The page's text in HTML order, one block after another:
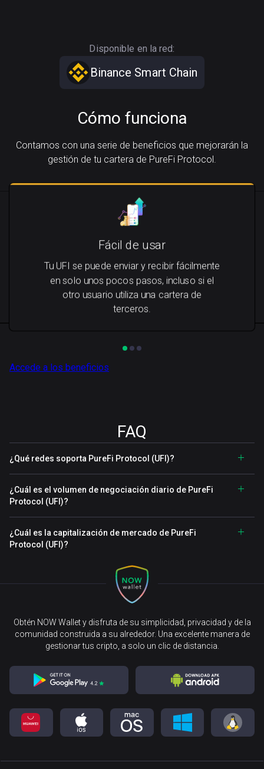
Disponible en la red:
Binance Smart Chain
Cómo funciona
Contamos con una serie de beneficios que mejorarán la
gestión de tu cartera de PureFi Protocol.
Fácil de usar
Tu UFI se puede enviar y recibir fácilmente
en solo unos pocos pasos, incluso si el
otro usuario utiliza una cartera de
terceros.
Accede a los beneficios
FAQ
¿Qué redes soporta PureFi Protocol (UFI)?
¿Cuál es el volumen de negociación diario de PureFi
Protocol (UFI)?
¿Cuál es la capitalización de mercado de PureFi
Protocol (UFI)?
Obtén NOW Wallet y disfruta de su simplicidad, privacidad y de la
comunidad construida a su alrededor. Una excelente manera de
gestionar tus cripto, a solo un clic de distancia.